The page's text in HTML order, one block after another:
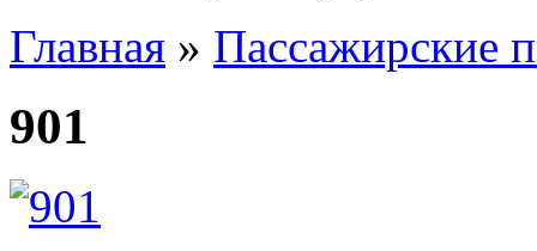
Главная » Пассажирские
901